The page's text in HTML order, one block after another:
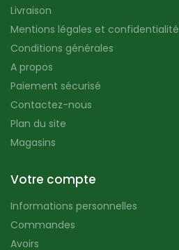
Livraison
Mentions légales et confidentialité
Conditions générales
A propos
Paiement sécurisé
Contactez-nous
Plan du site
Magasins
Votre compte
Informations personnelles
Commandes
Avoirs